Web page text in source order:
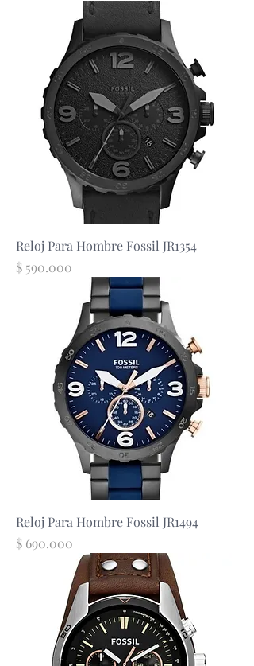
Reloj Para Hombre Fossil JR1354
Precio
$ 590.000
Reloj Para Hombre Fossil JR1494
Precio
$ 690.000